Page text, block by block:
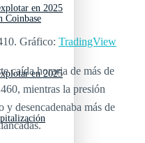
en 2025
Coinbase
en 2025
Gráfico: TradingView
caída horaria de más de
mientras la presión
y desencadenaba más de